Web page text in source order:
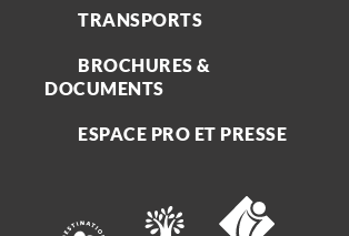
TRANSPORTS
BROCHURES &
DOCUMENTS
ESPACE PRO ET PRESSE